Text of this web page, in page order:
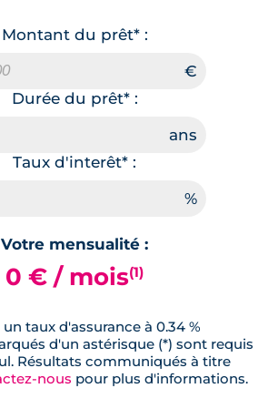
Montant du prêt* :
Durée du prêt* :
Taux d'interêt* :
Votre mensualité :
0 € / mois(1)
un taux d'assurance à 0.34 %
d'un astérisque (*) sont requis
Résultats communiqués à titre
nous pour plus d'informations.